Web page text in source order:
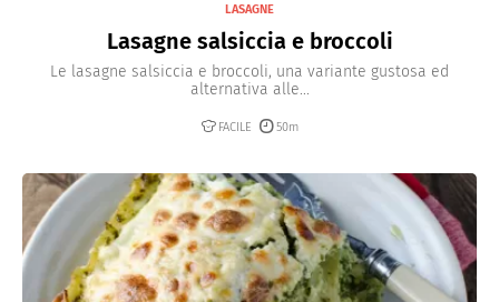
LASAGNE
Lasagne salsiccia e broccoli
Le lasagne salsiccia e broccoli, una variante gustosa ed
alternativa alle...
FACILE 50m